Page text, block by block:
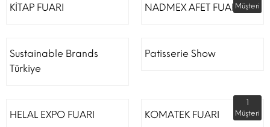
KİTAP FUARI NADMEX AFET FUARIMüşteri
Sustainable Brands
Türkiye
Patisserie Show
HELAL EXPO FUARI KOMATEK FUARI
1
Müşteri